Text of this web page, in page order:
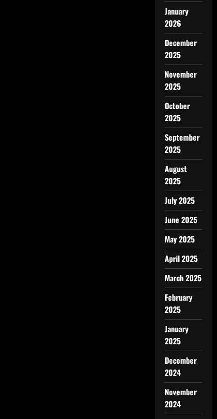
January
2026
December
2025
November
2025
October
2025
September
2025
August
2025
July 2025
June 2025
May 2025
April 2025
March 2025
February
2025
January
2025
December
2024
November
2024